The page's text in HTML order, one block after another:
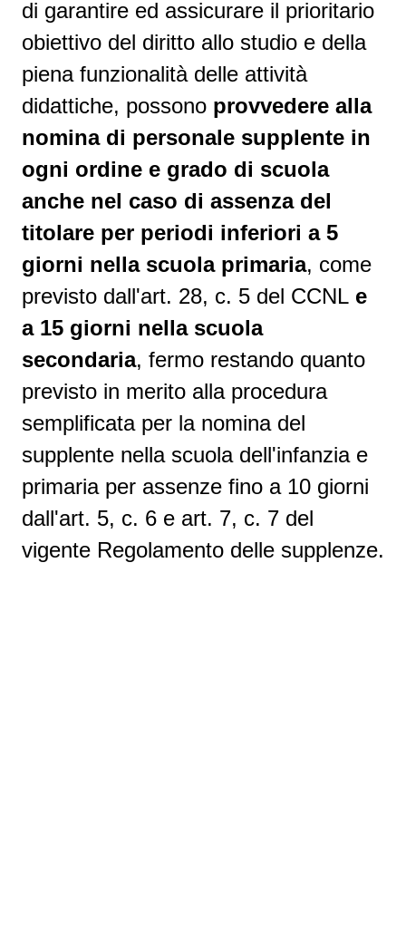
di garantire ed assicurare il prioritario
obiettivo del diritto allo studio e della
piena funzionalità delle attività
didattiche, possono provvedere alla
nomina di personale supplente in
ogni ordine e grado di scuola
anche nel caso di assenza del
titolare per periodi inferiori a 5
giorni nella scuola primaria, come
previsto dall'art. 28, c. 5 del CCNL e
a 15 giorni nella scuola
secondaria, fermo restando quanto
previsto in merito alla procedura
semplificata per la nomina del
supplente nella scuola dell'infanzia e
primaria per assenze fino a 10 giorni
dall'art. 5, c. 6 e art. 7, c. 7 del
vigente Regolamento delle supplenze.